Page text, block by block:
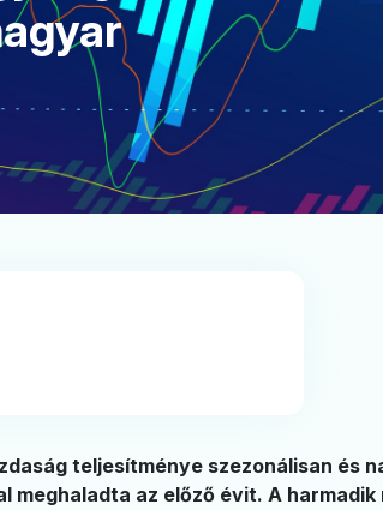
teljesítménye szezonálisan és
az előző évit. A